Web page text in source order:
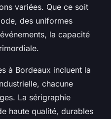
variées. Que ce soit
des uniformes
la capacité
à Bordeaux incluent la
chacune
La sérigraphie
haute qualité, durables